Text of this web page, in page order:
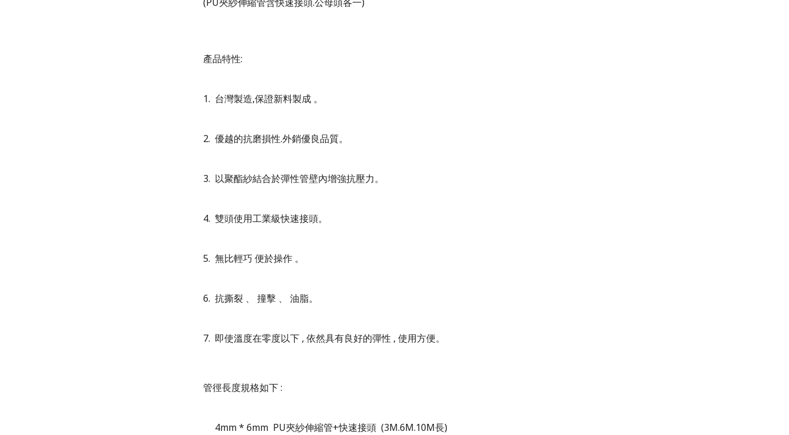
產品特性:
1. 台灣製造,保證新料製成 。
2. 優越的抗磨損性.外銷優良品質。
3. 以聚酯紗結合於彈性管壁內增強抗壓力。
4. 雙頭使用工業級快速接頭。
5. 無比輕巧 便於操作 。
6. 抗撕裂 、 撞擊 、 油脂。
7. 即使溫度在零度以下 , 依然具有良好的彈性 , 使用方便。
管徑長度規格如下:
4mm* 6mm PU夾紗伸縮管+快速接頭 (3M.6M.10M長)